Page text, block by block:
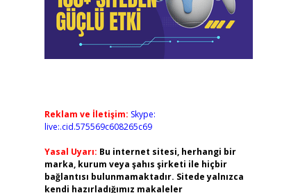
Reklam ve İletişim: Skype:
live:.cid.575569c608265c69
Yasal Uyarı: Bu internet sitesi, herhangi bir
marka, kurum veya şahıs şirketi ile hiçbir
bağlantısı bulunmamaktadır. Sitede yalnızca
kendi hazırladığımız makaleler